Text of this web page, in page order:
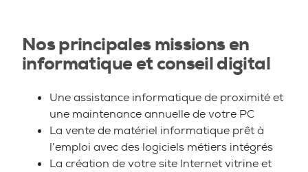
Nos principales missions en
informatique et conseil digital
Une assistance informatique de proximité et
une maintenance annuelle de votre PC
La vente de matériel informatique prêt à
l’emploi avec des logiciels métiers intégrés
La création de votre site Internet vitrine et